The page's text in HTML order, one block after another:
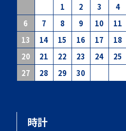
1 2 3 4
6
7 8 9 10 11
13
14 15 16 17 18
20
21 22 23 24 25
27
28 29 30
時計